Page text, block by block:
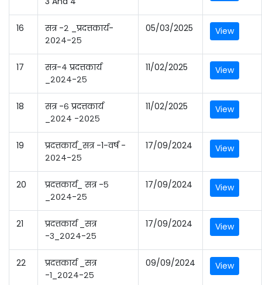
16
सत्र -२ _प्रदत्तकार्य-
२०२४-२५
05/03/2025 View
17
सत्र-४ प्रदत्तकार्य
_२०२४-२५
11/02/2025 View
18
सत्र -६ प्रदत्तकार्य
_२०२४ -२०२५
11/02/2025 View
19
प्रदत्तकार्य_सत्र -1-वर्ष -
२०२४-२५
17/09/2024 View
20
प्रदत्तकार्य_ सत्र -५
_२०२४-२५
17/09/2024 View
21
प्रदत्तकार्य _सत्र
-३_२०२४-२५
17/09/2024 View
22
प्रदत्तकार्य _सत्र
-१_२०२४-२५
09/09/2024 View